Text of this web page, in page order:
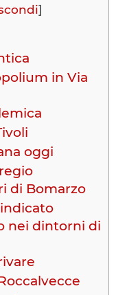
]
in Via
oggi
di Bomarzo
nei dintorni di